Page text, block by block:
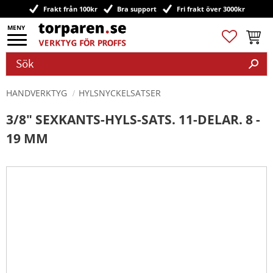
Meny
Frakt från 100kr Bra support Fri frakt över 3000kr
Favoriter
HANDVERKTYG HYLSNYCKELSATSER
3/8" SEXKANTS-HYLS-SATS. 11-DELAR. 8 -
19 MM